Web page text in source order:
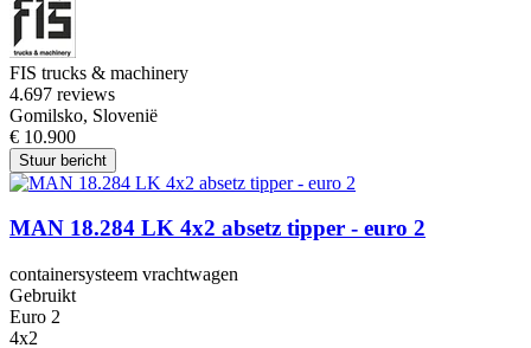
FIS trucks & machinery
4.697 reviews
Gomilsko, Slovenië
€ 10.900
Stuur bericht
MAN 18.284 LK 4x2 absetz tipper - euro 2
containersysteem vrachtwagen
Gebruikt
Euro 2
4x2